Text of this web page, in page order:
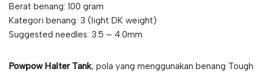
Berat benang: 100 gram
Kategori benang: 3 (light DK weight)
Suggested needles: 3.5 – 4.0mm
Powpow Halter Tank, pola yang menggunakan benang Tough